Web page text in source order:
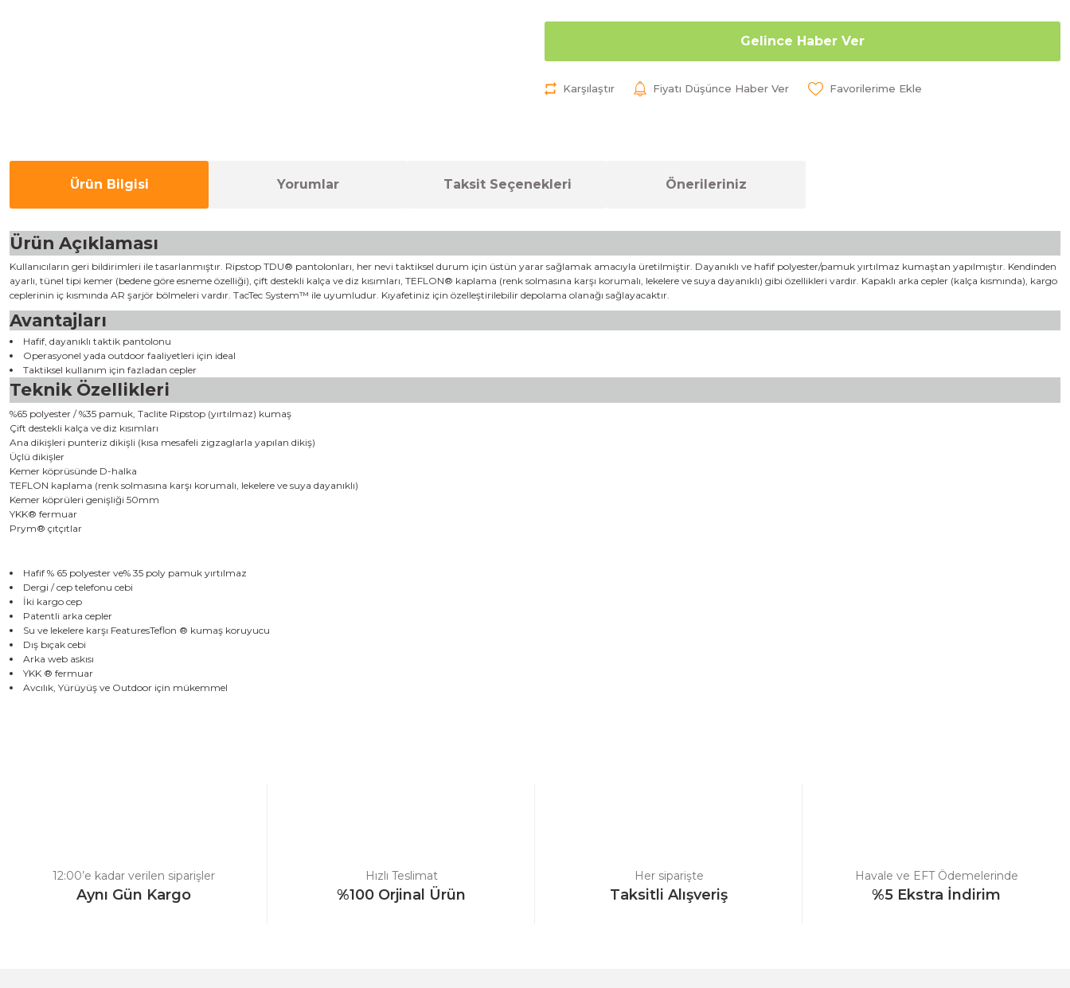
Gelince Haber Ver
Karşılaştır Fiyatı Düşünce Haber Ver
Ürün Bilgisi Yorumlar Taksit Seçenekleri Önerileriniz
Ürün Açıklaması
Kullanıcıların geri bildirimleri ile tasarlanmıştır. Ripstop TDU® pantolonları, her nevi taktiksel durum için üstün yarar sağlamak amacıyla üretilmiştir. Dayanıklı ve hafif polyester/pamuk yırtılmaz kumaştan yapılmıştır. Kendinden
ayarlı, tünel tipi kemer (bedene göre esneme özelliği), çift destekli kalça ve diz kısımları, TEFLON® kaplama (renk solmasına karşı korumalı, lekelere ve suya dayanıklı) gibi özellikleri vardır. Kapaklı arka cepler (kalça kısmında), kargo
ceplerinin iç kısmında AR şarjör bölmeleri vardır. TacTec System™ ile uyumludur. Kıyafetiniz için özelleştirilebilir depolama olanağı sağlayacaktır.
Avantajları
Hafif, dayanıklı taktik pantolonu
Operasyonel yada outdoor faaliyetleri için ideal
Taktiksel kullanım için fazladan cepler
Teknik Özellikleri
%65 polyester / %35 pamuk, Taclite Ripstop (yırtılmaz) kumaş
Çift destekli kalça ve diz kısımları
Ana dikişleri punteriz dikişli (kısa mesafeli zigzaglarla yapılan dikiş)
Üçlü dikişler
Kemer köprüsünde D-halka
TEFLON kaplama (renk solmasına karşı korumalı, lekelere ve suya dayanıklı)
Kemer köprüleri genişliği 50mm
YKK® fermuar
Prym® çıtçıtlar
Hafif % 65 polyester ve% 35 poly pamuk yırtılmaz
Dergi / cep telefonu cebi
İki kargo cep
Patentli arka cepler
Su ve lekelere karşı FeaturesTeflon ® kumaş koruyucu
Dış bıçak cebi
Arka web askısı
YKK ® fermuar
Avcılık, Yürüyüş ve Outdoor için mükemmel
Ürün fiyatı diğer sitelerden daha pahalı.
Bu ürüne benzer farklı alternatifler olmalı.
12:00’e kadar verilen siparişler
Aynı Gün Kargo
Hızlı Teslimat
%100 Orjinal Ürün
Her siparişte
Taksitli Alışveriş
Havale ve EFT Ödemelerinde
%5 Ekstra İndirim